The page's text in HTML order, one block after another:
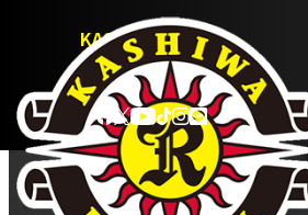
KASHIWA REYSOL
OFFICIAL WEBSITE
TICKET